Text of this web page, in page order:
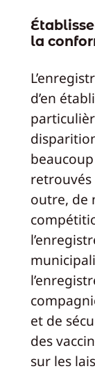
la
d’en
outre, de
et de
des
sur les